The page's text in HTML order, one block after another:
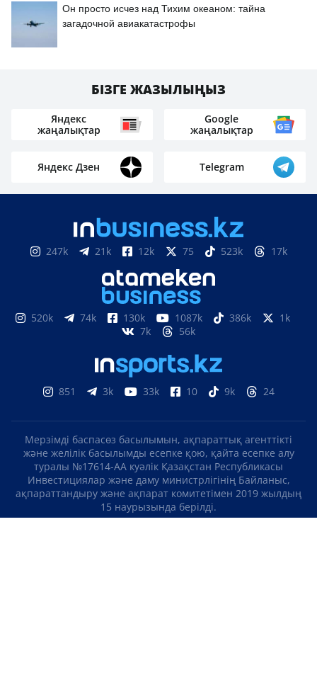
Он просто исчез над Тихим океаном: тайна
загадочной авиакатастрофы
БІЗГЕ ЖАЗЫЛЫҢЫЗ
Яндекс
жаңалықтар
Google
жаңалықтар
Яндекс Дзен Telegram
247k 21k 12k 75 523k 17k
520k 74k 130k 1087k 386k
1k
7k
56k
851 3k 33k 10 9k 24
Мерзімді баспасөз басылымын, ақпараттық агенттікті
және желілік басылымды есепке қою, қайта есепке алу
туралы №17614-АА куәлік Қазақстан Республикасы
Инвестициялар және даму министрлігінің Байланыс,
ақпараттандыру және ақпарат комитетімен 2019 жылдың
15 наурызында берілді.